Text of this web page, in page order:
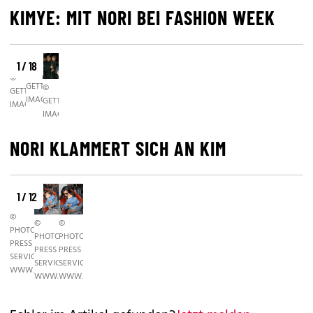
KIMYE: MIT NORI BEI FASHION WEEK
1 / 18
©
GETTY
IMAGES
©
GETTY
IMAGES
©
GETTY
IMAGES
NORI KLAMMERT SICH AN KIM
1 / 12
©
PHOTO
PRESS
SERVICE,
WWW.PHOTOPRESS.AT
©
PHOTO
PRESS
SERVICE,
WWW.PHOTOPRESS.AT
©
PHOTO
PRESS
SERVICE,
WWW.PHOTOPRESS.AT